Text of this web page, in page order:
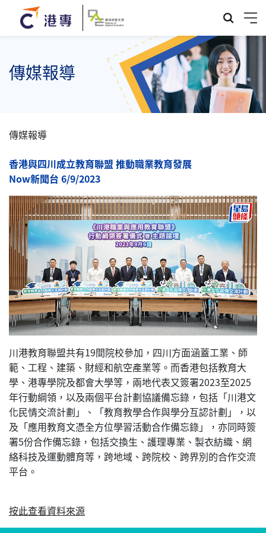
傳媒報導
傳媒報導
香港與四川成立教育聯盟 推動職業教育發展
Now新聞台 6/9/2023
川港教育聯盟共有19間院校參加，四川方面涵蓋工業、師
範、工程、建築、財經和航空產業等。而香港包括教育大
學、港專學院及都會大學等，兩地代表又簽署2023至2025
年行動綱領，以及兩個平台計劃協議備忘錄，包括「川港文
化民情交流計劃」、「教育教學合作與學分互認計劃」，以
及「應用教育文憑全方位學習活動合作備忘錄」，亦同時簽
署5份合作備忘錄，包括交換生、護理專業、製衣紡織、網
絡科技及運動體育等，跨地域、跨院校、跨界別的合作交流
平台。
按此查看資料來源